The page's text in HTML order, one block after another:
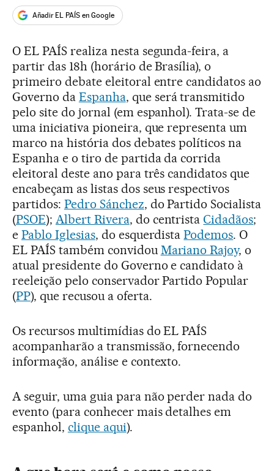
Añadir EL PAÍS en Google
O EL PAÍS realiza nesta segunda-feira, a
partir das 18h (horário de Brasília), o
primeiro debate eleitoral entre candidatos ao
Governo da Espanha, que será transmitido
pelo site do jornal (em espanhol). Trata-se de
uma iniciativa pioneira, que representa um
marco na história dos debates políticos na
Espanha e o tiro de partida da corrida
eleitoral deste ano para três candidatos que
encabeçam as listas dos seus respectivos
partidos: Pedro Sánchez, do Partido Socialista
(PSOE); Albert Rivera, do centristaCidadãos;
e Pablo Iglesias, do esquerdistaPodemos. O
EL PAÍS também convidou Mariano Rajoy, o
atual presidente do Governo e candidato à
reeleição pelo conservador Partido Popular
(PP), que recusou a oferta.
Os recursos multimídias do EL PAÍS
acompanharão a transmissão, fornecendo
informação, análise e contexto.
A seguir, uma guia para não perder nada do
evento (para conhecer mais detalhes em
espanhol, clique aqui).